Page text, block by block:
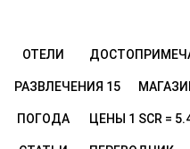
ОТЕЛИ
РАЗВЛЕЧЕНИЯ 15
ПОГОДА ЦЕНЫ 1 SCR =